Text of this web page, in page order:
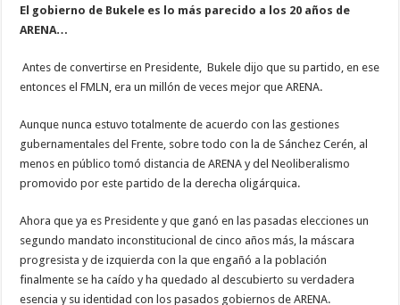
lo
El gobierno de Bukele es lo más parecido a los 20 años de
ARENA…
Antes de convertirse en Presidente, Bukele dijo que su partido, en ese
entonces el FMLN, era un millón de veces mejor que ARENA.
Aunque nunca estuvo totalmente de acuerdo con las gestiones
gubernamentales del Frente, sobre todo con la de Sánchez Cerén, al
menos en público tomó distancia de ARENA y del Neoliberalismo
promovido por este partido de la derecha oligárquica.
Ahora que ya es Presidente y que ganó en las pasadas elecciones un
segundo mandato inconstitucional de cinco años más, la máscara
progresista y de izquierda con la que engañó a la población
finalmente se ha caído y ha quedado al descubierto su verdadera
esencia y su identidad con los pasados gobiernos de ARENA.